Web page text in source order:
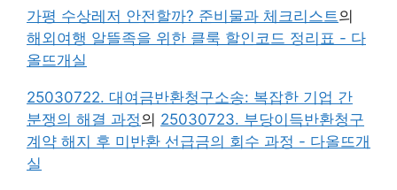
가평 수상레저 안전할까? 준비물과 체크리스트 의
해외여행 알뜰족을 위한 클룩 할인코드 정리표 - 다
올뜨개실
25030722. 대여금반환청구소송: 복잡한 기업 간
분쟁의 해결 과정의 25030723. 부당이득반환청구
계약 해지 후 미반환 선급금의 회수 과정 - 다올뜨개
실